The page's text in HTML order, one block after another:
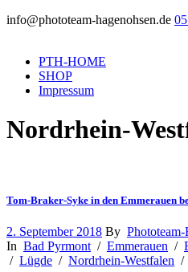
info@phototeam-hagenohsen.de
PTH-HOME
SHOP
Impressum
Nordrhein-
Tom-Braker-Syke in den Emmerauen
2. September 2018 By Phototeam-
In Bad Pyrmont / Emmerauen /
/ Lügde / Nordrhein-Westfalen /